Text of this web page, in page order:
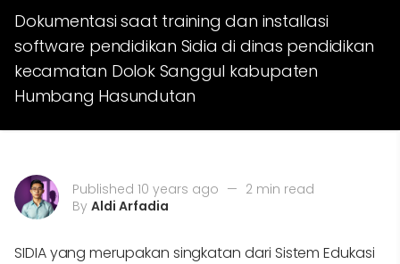
Dokumentasi saat training dan installasi
software pendidikan Sidia di dinas pendidikan
kecamatan Dolok Sanggul kabupaten
Humbang Hasundutan
Published 10 years ago — 2 min read
By Aldi Arfadia
SIDIA yang merupakan singkatan dari Sistem Edukasi